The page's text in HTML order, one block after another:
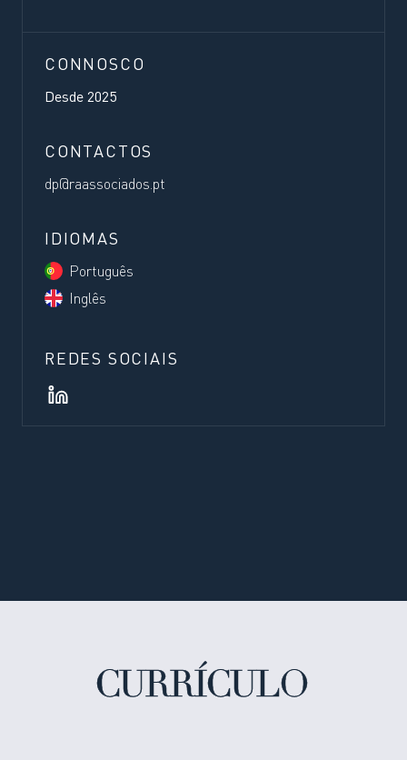
CONNOSCO
Desde 2025
CONTACTOS
dp@raassociados.pt
IDIOMAS
Português
Inglês
REDES SOCIAIS
CURRÍCULO